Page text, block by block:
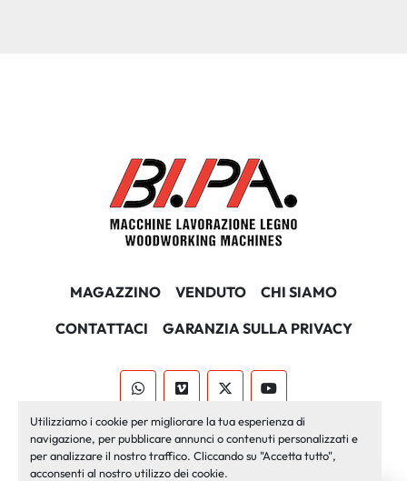
Utilizziamo i cookie per migliorare la tua esperienza di
navigazione, per pubblicare annunci o contenuti personalizzati e
per analizzare il nostro traffico. Cliccando su "Accetta tutto",
acconsenti al nostro utilizzo dei cookie.
MAGAZZINO VENDUTO
CHI SIAMO
CONTATTACI
GARANZIA SULLA PRIVACY
whatsappvimeo twitteryoutube
Machinio Systemsito web diMachinio
Personalizza le preferenze sui Cookies